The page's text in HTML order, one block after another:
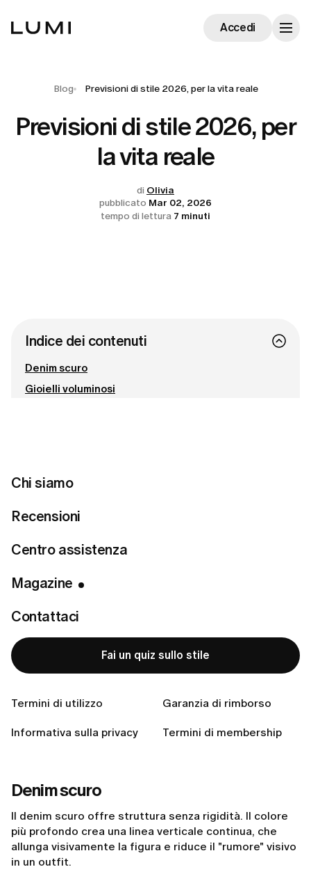
Chi siamo
Recensioni
Centro assistenza
Magazine
Contattaci
Fai un quiz sullo stile
Termini di utilizzo Garanzia di rimborso
Informativa sulla privacy Termini di membership
Accedi
Blog Previsioni di stile 2026, per la vita reale
Previsioni di stile 2026, per
la vita reale
di Olivia
pubblicato Mar 02, 2026
tempo di lettura 7 minuti
Offrono piccoli aggiustamenti di rotta: abbastanza
discreti da risultare naturali, abbastanza significativi
Per il 2026, le evoluzioni che seguono allontanano lo
stile dalla dolcezza e dall'eccesso, orientandolo verso
sicurezza, chiarezza e fiducia in se stesse. Ognuna di
Denim scuro
Il denim scuro offre struttura senza rigidità. Il colore
più profondo crea una linea verticale continua, che
allunga visivamente la figura e riduce il "rumore" visivo
in un outfit.
Indice dei contenuti
Denim scuro
Gioielli voluminosi